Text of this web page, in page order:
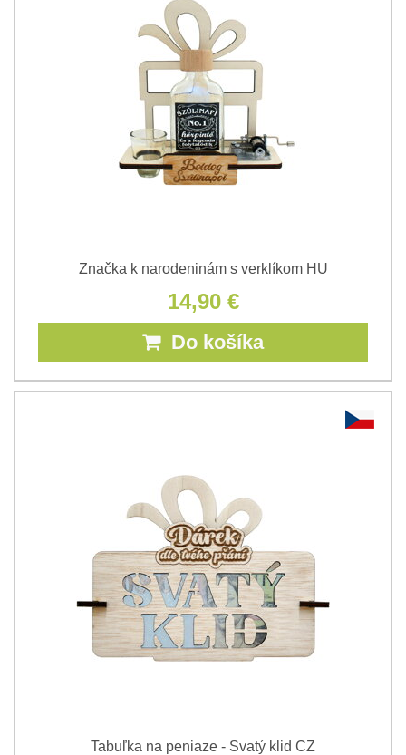
Značka k narodeninám s verklíkom HU
14,90 €
Do košíka
Tabuľka na peniaze - Svatý klid CZ